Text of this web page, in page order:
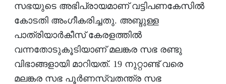
സഭയുടെ അഭിപ്രായമാണ് വട്ടിപണകേസില്‍
കോടതി അംഗീകരിച്ചതു. അബ്ദുള്ള
പാത്രിയാര്‍കീസ് കേരളത്തില്‍
വന്നതോടുകൂടിയാണ് മലങ്കര സഭ രണ്ടു
വിഭാങ്ങളായി മാറിയത്. 19 നുറ്റാണ്ട് വരെ
മലങ്കര സഭ പൂര്‍ണസ്വതന്ത്ര സഭ